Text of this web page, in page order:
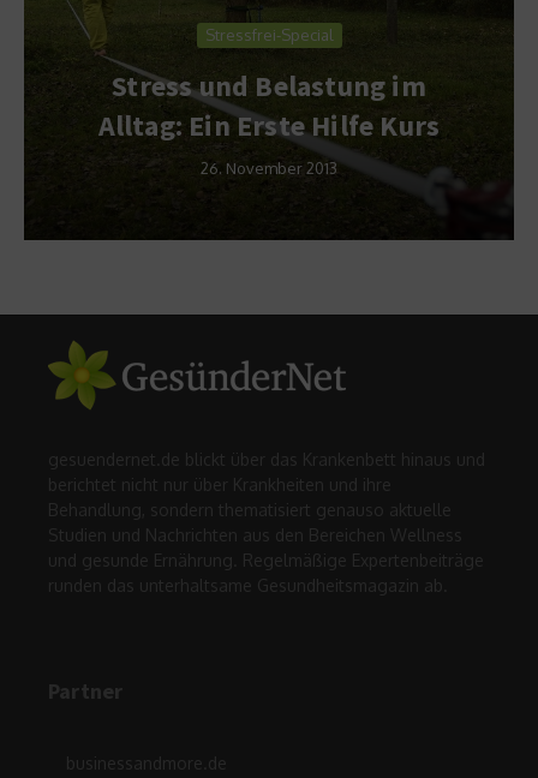
Stressfrei-Special
Stress und Belastung im
Alltag: Ein Erste Hilfe Kurs
26. November 2013
gesuendernet.de blickt über das Krankenbett hinaus und
berichtet nicht nur über Krankheiten und ihre
Behandlung, sondern thematisiert genauso aktuelle
Studien und Nachrichten aus den Bereichen Wellness
und gesunde Ernährung. Regelmäßige Expertenbeiträge
runden das unterhaltsame Gesundheitsmagazin ab.
Partner
businessandmore.de